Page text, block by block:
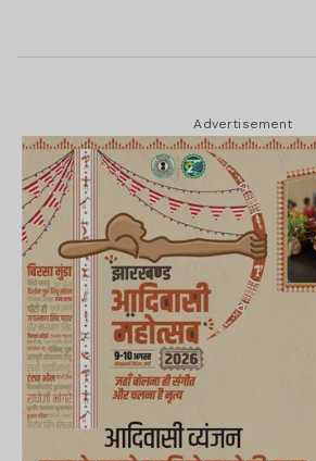
Advertisement